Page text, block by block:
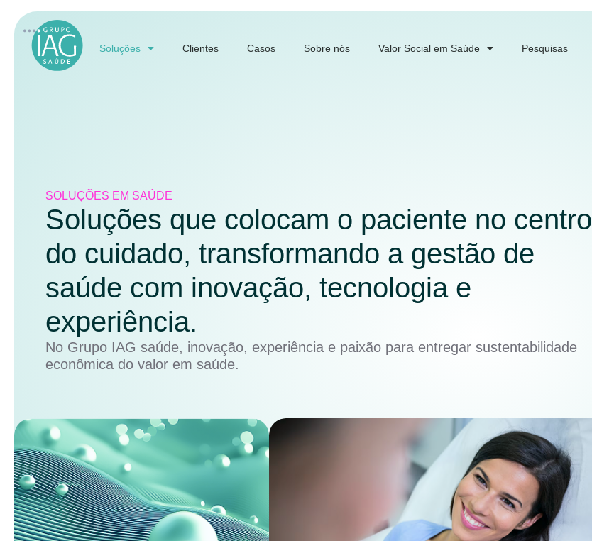
Soluções Clientes Casos Sobre nós Valor Social em Saúde Pesquisas
SOLUÇÕES EM SAÚDE
Soluções que colocam o paciente no centro
do cuidado, transformando a gestão de
saúde com inovação, tecnologia e
experiência.
No Grupo IAG saúde, inovação, experiência e paixão para entregar sustentabilidade
econômica do valor em saúde.